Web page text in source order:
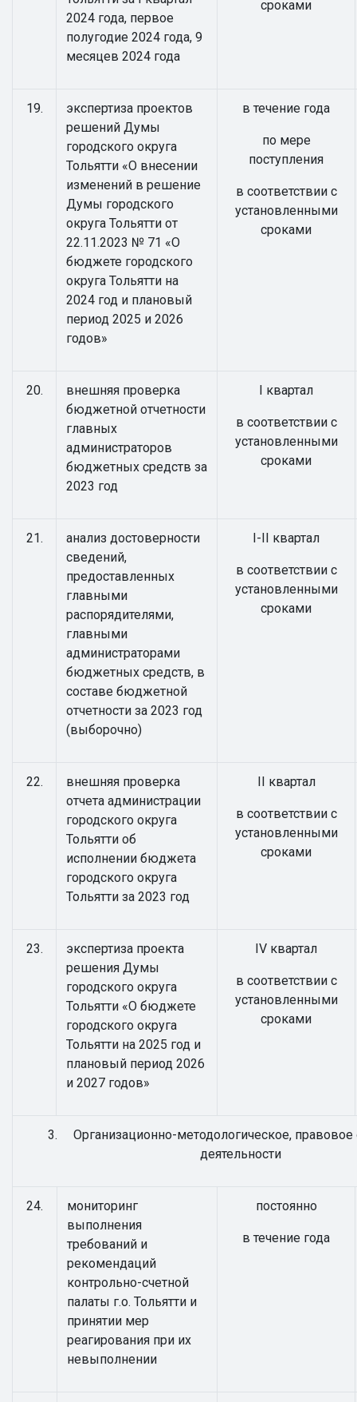
2024 года, первое
полугодие 2024 года, 9
месяцев 2024 года
сроками
19.
экспертиза проектов
решений Думы
городского округа
Тольятти «О внесении
изменений в решение
Думы городского
округа Тольятти от
22.11.2023 № 71 «О
бюджете городского
округа Тольятти на
2024 год и плановый
период 2025 и 2026
годов»
в течение года
по мере
поступления
в соответствии с
установленными
сроками
20.
внешняя проверка
бюджетной отчетности
главных
администраторов
бюджетных средств за
2023 год
I квартал
в соответствии с
установленными
сроками
21.
анализ достоверности
сведений,
предоставленных
главными
распорядителями,
главными
администраторами
бюджетных средств, в
составе бюджетной
отчетности за 2023 год
(выборочно)
I-II квартал
в соответствии с
установленными
сроками
22.
внешняя проверка
отчета администрации
городского округа
Тольятти об
исполнении бюджета
городского округа
Тольятти за 2023 год
II квартал
в соответствии с
установленными
сроками
23.
экспертиза проекта
решения Думы
городского округа
Тольятти «О бюджете
городского округа
Тольятти на 2025 год и
плановый период 2026
и 2027 годов»
IV квартал
в соответствии с
установленными
сроками
3. Организационно-методологическое, правовое
деятельности
24.
мониторинг
выполнения
требований и
рекомендаций
контрольно-счетной
палаты г.о. Тольятти и
принятии мер
реагирования при их
невыполнении
постоянно
в течение года